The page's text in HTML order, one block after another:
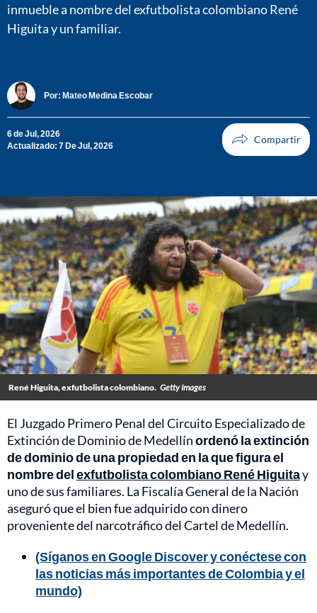
inmueble a nombre del exfutbolista colombiano René
Higuita y un familiar.
Por: Mateo Medina Escobar
6 de Jul, 2026
Actualizado: 7 De Jul, 2026
René Higuita, exfutbolista colombiano. Getty Images
El Juzgado Primero Penal del Circuito Especializado de
Extinción de Dominio de Medellínordenó la extinción
de dominio de una propiedad en la que figura el
nombre delexfutbolista colombiano René Higuitay
uno de sus familiares. La Fiscalía General de la Nación
aseguró que el bien fue adquirido con dinero
proveniente del narcotráfico del Cartel de Medellín.
(Síganos en Google Discover y conéctese con
las noticias más importantes de Colombia y el
mundo)